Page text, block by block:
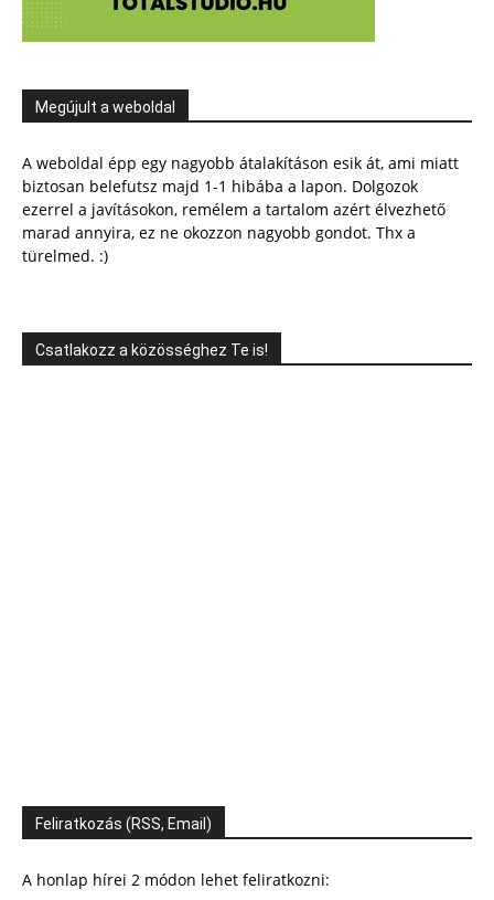
Megújult a weboldal
A weboldal épp egy nagyobb átalakításon esik át, ami miatt
biztosan belefutsz majd 1-1 hibába a lapon. Dolgozok
ezerrel a javításokon, remélem a tartalom azért élvezhető
marad annyira, ez ne okozzon nagyobb gondot. Thx a
türelmed. :)
Csatlakozz a közösséghez Te is!
Feliratkozás (RSS, Email)
A honlap hírei 2 módon lehet feliratkozni: